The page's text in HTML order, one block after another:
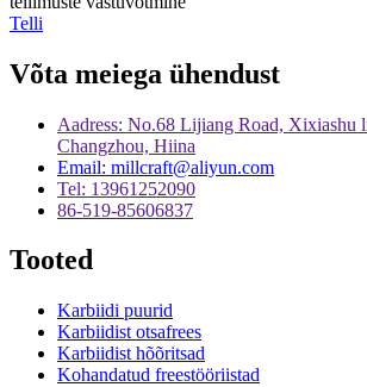
Telli
Võta meiega ühendust
Aadress: No.68 Lijiang Road, Xixiashu
Changzhou, Hiina
Email: millcraft@aliyun.com
Tel: 13961252090
86-519-85606837
Tooted
Karbiidi puurid
Karbiidist otsafrees
Karbiidist hõõritsad
Kohandatud freestööriistad